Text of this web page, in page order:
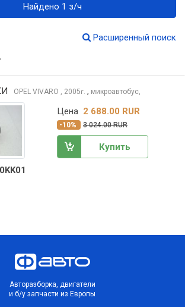
Найдено 1 з/ч
Расширенный поиск
OPEL VIVARO , 2005г. , микроавтобус,
Цена 2 688.00 RUR
-10% 3 024.00 RUR
Купить
Авторазборка, двигатели
и б/у запчасти из Европы